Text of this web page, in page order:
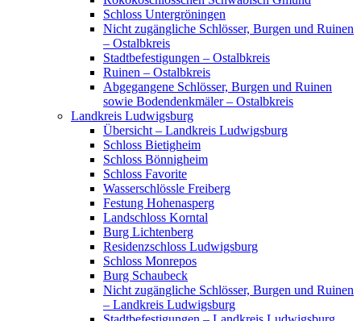
Schloss Untergröningen
Nicht zugängliche Schlösser, Burgen und Ruinen
– Ostalbkreis
Stadtbefestigungen – Ostalbkreis
Ruinen – Ostalbkreis
Abgegangene Schlösser, Burgen und Ruinen
sowie Bodendenkmäler – Ostalbkreis
Landkreis Ludwigsburg
Übersicht – Landkreis Ludwigsburg
Schloss Bietigheim
Schloss Bönnigheim
Schloss Favorite
Wasserschlössle Freiberg
Festung Hohenasperg
Landschloss Korntal
Burg Lichtenberg
Residenzschloss Ludwigsburg
Schloss Monrepos
Burg Schaubeck
Nicht zugängliche Schlösser, Burgen und Ruinen
– Landkreis Ludwigsburg